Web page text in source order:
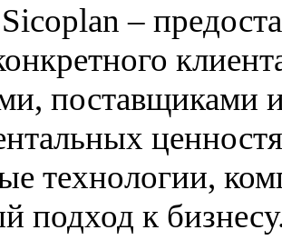
–
поставщиками
технологии,
подход к